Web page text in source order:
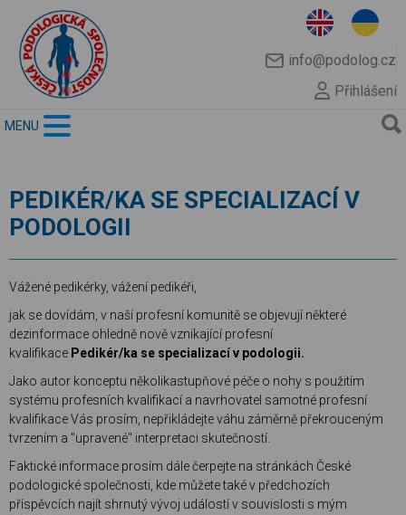
info@podolog.cz
Přihlášení
MENU
PEDIKÉR/KA SE SPECIALIZACÍ V
PODOLOGII
Vážené pedikérky, vážení pedikéři,
jak se dovídám, v naší profesní komunitě se objevují některé
dezinformace ohledně nově vznikající profesní
kvalifikace Pedikér/ka se specializací v podologii.
Jako autor konceptu několikastupňové péče o nohy s použitím
systému profesních kvalifikací a navrhovatel samotné profesní
kvalifikace Vás prosím, nepřikládejte váhu záměrně překrouceným
tvrzením a "upravené" interpretaci skutečností.
Faktické informace prosím dále čerpejte na stránkách České
podologické společnosti, kde můžete také v předchozích
příspěvcích najít shrnutý vývoj událostí v souvislosti s mým